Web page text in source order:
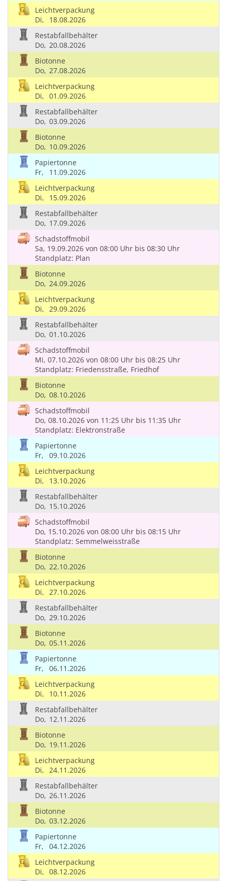
Leichtverpackung
Di,
18.08.2026
Restabfallbehälter
Do, 20.08.2026
Biotonne
Do, 27.08.2026
Leichtverpackung
Di, 01.09.2026
Restabfallbehälter
Do, 03.09.2026
Biotonne
Do, 10.09.2026
Papiertonne
Fr,
11.09.2026
Leichtverpackung
Di,
15.09.2026
Restabfallbehälter
Do, 17.09.2026
Schadstoffmobil
Sa, 19.09.2026 von 08:00 Uhr bis 08:30 Uhr
Standplatz: Plan
Biotonne
Do, 24.09.2026
Leichtverpackung
Di, 29.09.2026
Restabfallbehälter
Do, 01.10.2026
Schadstoffmobil
Mi, 07.10.2026 von 08:00 Uhr bis 08:25 Uhr
Standplatz: Friedensstraße, Friedhof
Biotonne
Do, 08.10.2026
Schadstoffmobil
Do, 08.10.2026 von 11:25 Uhr bis 11:35 Uhr
Standplatz: Elektronstraße
Papiertonne
Fr,
09.10.2026
Leichtverpackung
Di,
13.10.2026
Restabfallbehälter
Do, 15.10.2026
Schadstoffmobil
Do, 15.10.2026 von 08:00 Uhr bis 08:15 Uhr
Standplatz: Semmelweisstraße
Biotonne
Do, 22.10.2026
Leichtverpackung
Di, 27.10.2026
Restabfallbehälter
Do, 29.10.2026
Biotonne
Do, 05.11.2026
Papiertonne
Fr,
06.11.2026
Leichtverpackung
Di,
10.11.2026
Restabfallbehälter
Do, 12.11.2026
Biotonne
Do, 19.11.2026
Leichtverpackung
Di, 24.11.2026
Restabfallbehälter
Do, 26.11.2026
Biotonne
Do, 03.12.2026
Papiertonne
Fr,
04.12.2026
Leichtverpackung
Di, 08.12.2026